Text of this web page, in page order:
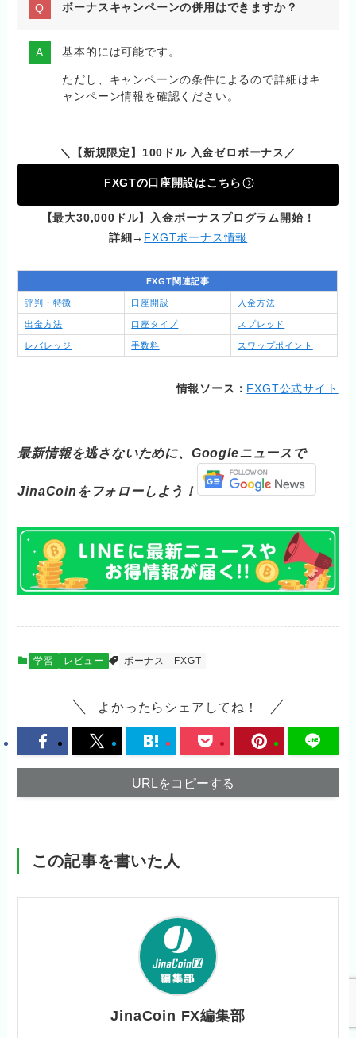
ボーナスキャンペーンの併用はできますか？
基本的には可能です。
ただし、キャンペーンの条件によるので詳細はキ
ャンペーン情報を確認ください。
＼【新規限定】100ドル 入金ゼロボーナス／
FXGTの口座開設はこちら
【最大30,000ドル】入金ボーナスプログラム開始！
詳細→ FXGTボーナス情報
FXGT関連記事
評判・特徴 口座開設 入金方法
出金方法 口座タイプ スプレッド
レバレッジ 手数料 スワップポイント
情報ソース： FXGT公式サイト
最新情報を逃さないために、Googleニュースで
JinaCoinをフォローしよう！
学習 レビュー ボーナス FXGT
よかったらシェアしてね！
URLをコピーする
この記事を書いた人
JinaCoin FX編集部